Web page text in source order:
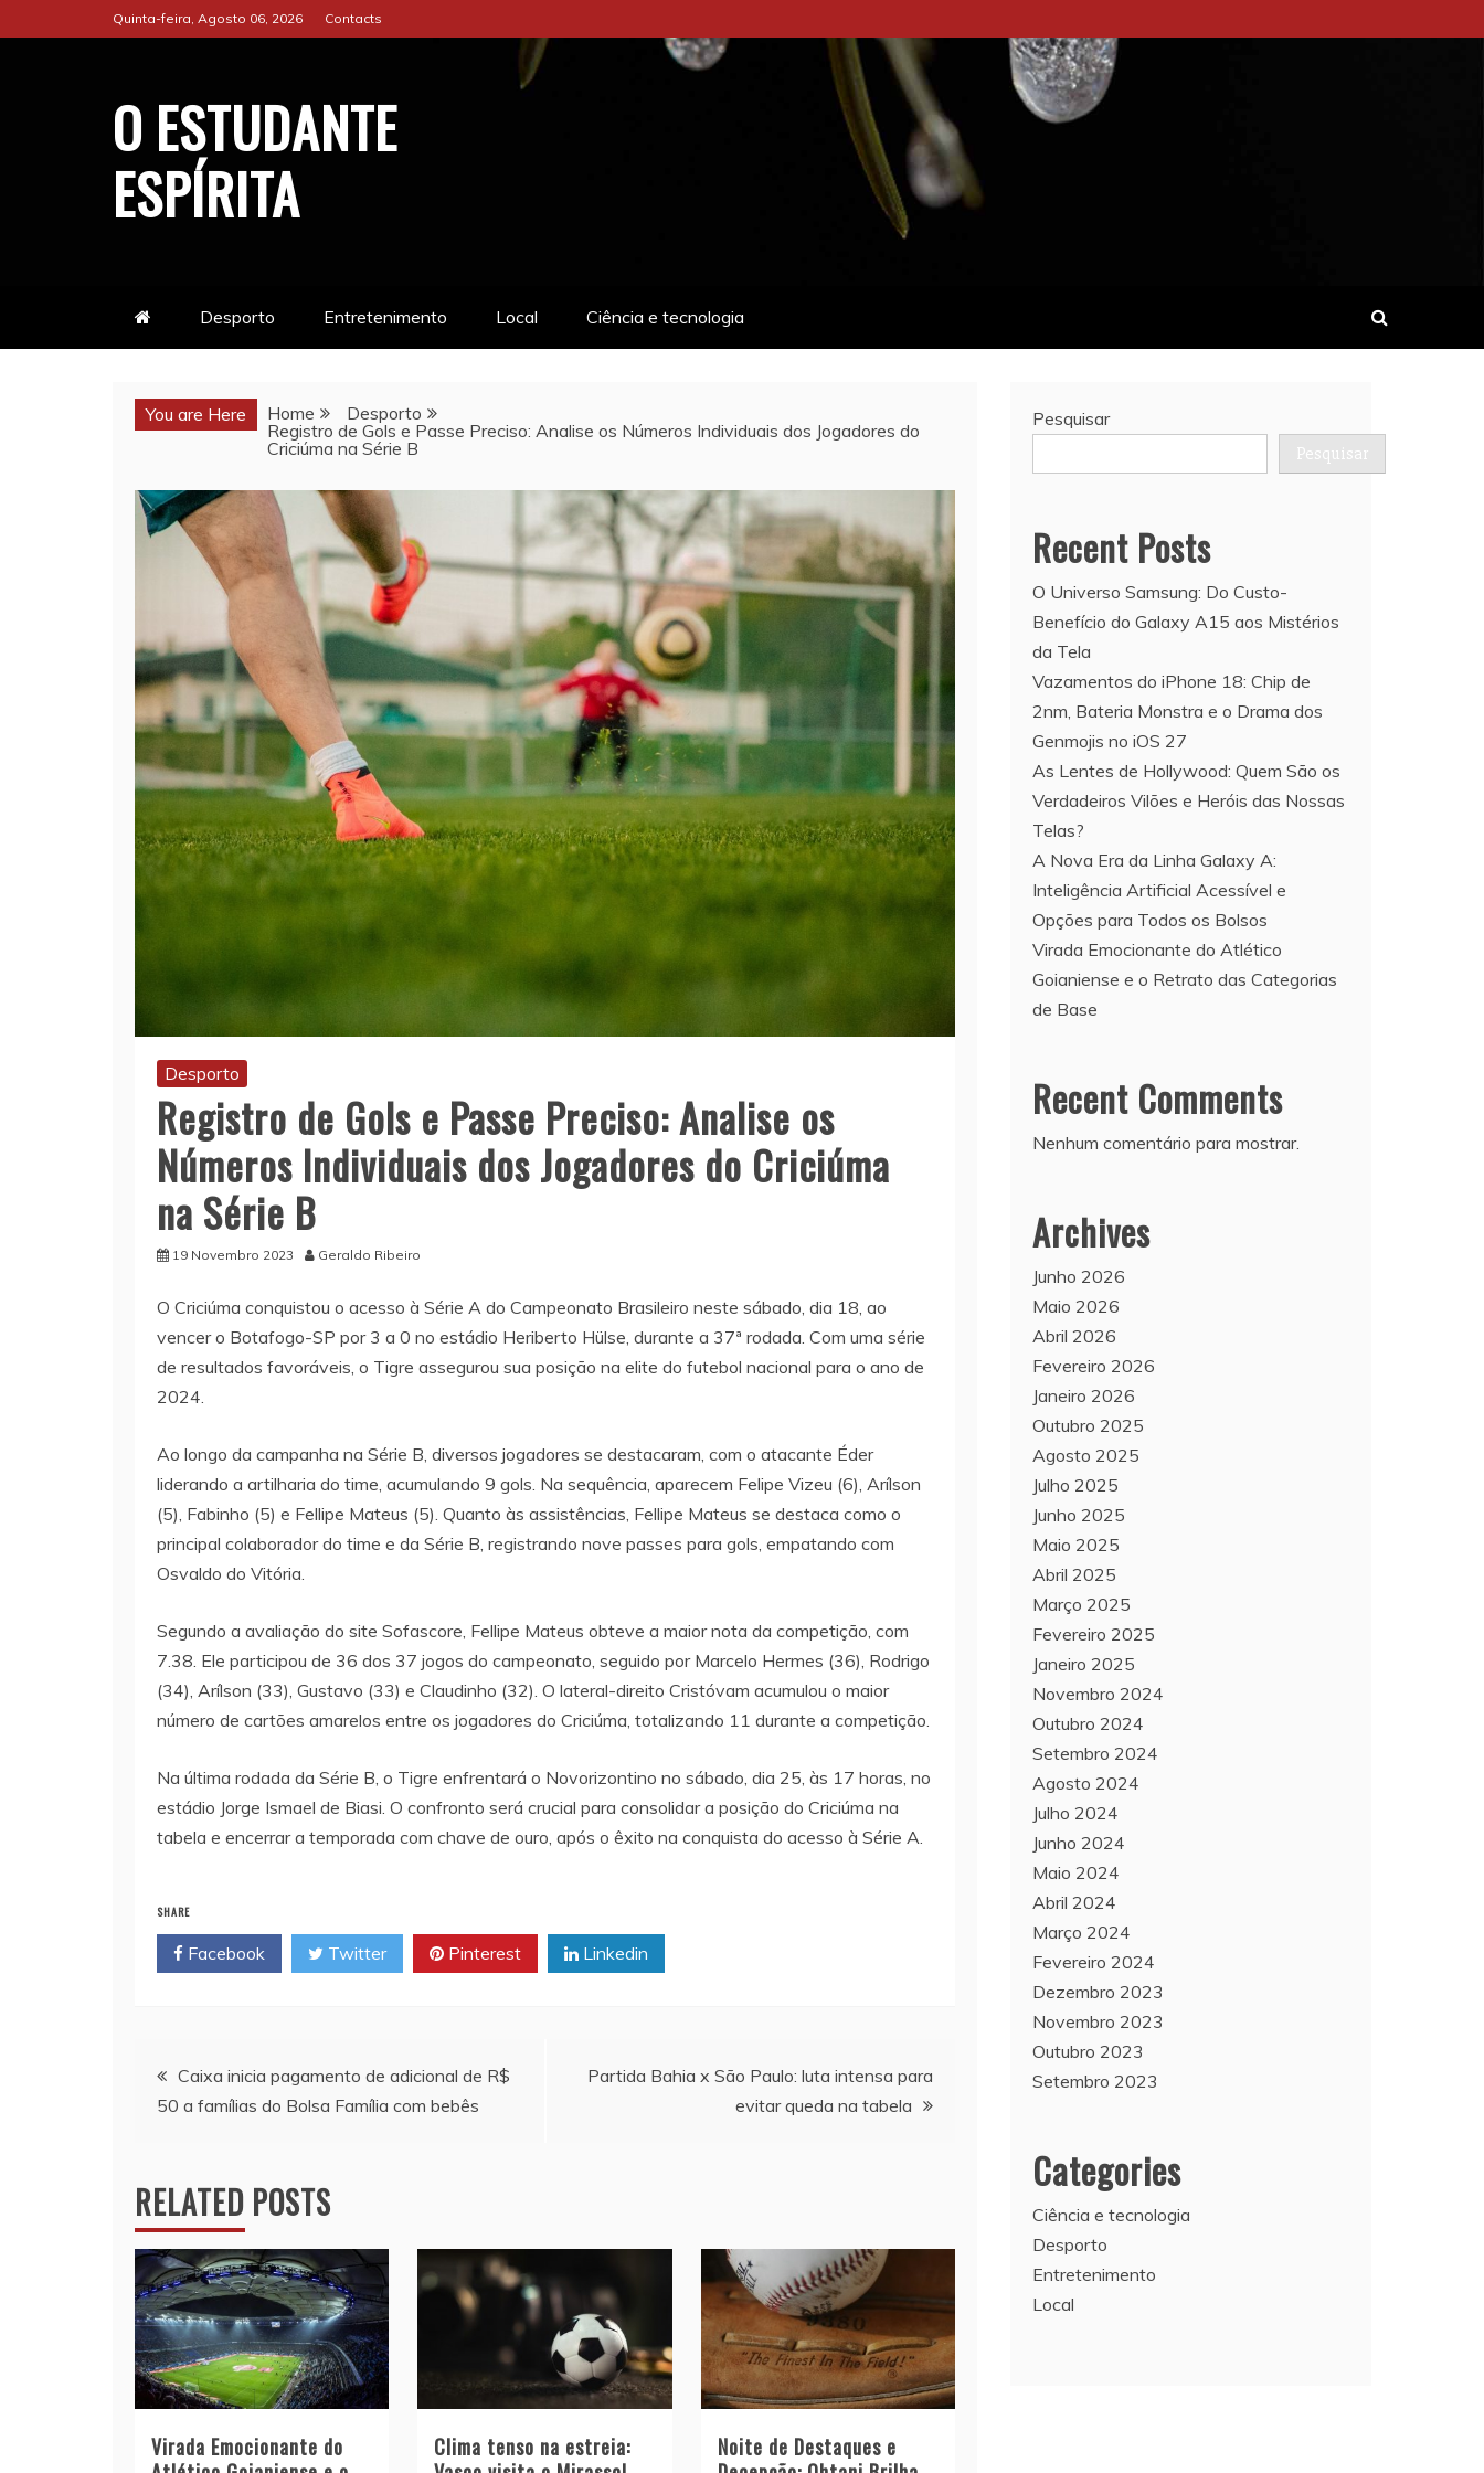
to
Quinta-feira, Agosto 06, 2026 Contacts
O ESTUDANTE
ESPÍRITA
Desporto Entretenimento Local Ciência e tecnologia
You are Here Home
Desporto
Registro de Gols e Passe Preciso: Analise os Números Individuais dos Jogadores do
Criciúma na Série B
Desporto
Registro de Gols e Passe Preciso: Analise os
Números Individuais dos Jogadores do Criciúma
na Série B
19 Novembro 2023 Geraldo Ribeiro
O Criciúma conquistou o acesso à Série A do Campeonato Brasileiro neste sábado, dia 18, ao
vencer o Botafogo-SP por 3 a 0 no estádio Heriberto Hülse, durante a 37ª rodada. Com uma série
de resultados favoráveis, o Tigre assegurou sua posição na elite do futebol nacional para o ano de
2024.
Ao longo da campanha na Série B, diversos jogadores se destacaram, com o atacante Éder
liderando a artilharia do time, acumulando 9 gols. Na sequência, aparecem Felipe Vizeu (6), Arílson
(5), Fabinho (5) e Fellipe Mateus (5). Quanto às assistências, Fellipe Mateus se destaca como o
principal colaborador do time e da Série B, registrando nove passes para gols, empatando com
Osvaldo do Vitória.
Segundo a avaliação do site Sofascore, Fellipe Mateus obteve a maior nota da competição, com
7.38. Ele participou de 36 dos 37 jogos do campeonato, seguido por Marcelo Hermes (36), Rodrigo
(34), Arílson (33), Gustavo (33) e Claudinho (32). O lateral-direito Cristóvam acumulou o maior
número de cartões amarelos entre os jogadores do Criciúma, totalizando 11 durante a competição.
Na última rodada da Série B, o Tigre enfrentará o Novorizontino no sábado, dia 25, às 17 horas, no
estádio Jorge Ismael de Biasi. O confronto será crucial para consolidar a posição do Criciúma na
tabela e encerrar a temporada com chave de ouro, após o êxito na conquista do acesso à Série A.
SHARE
Facebook Twitter Pinterest Linkedin
Navegação
de
artigos
Caixa inicia pagamento de adicional de R$
50 a famílias do Bolsa Família com bebês
Partida Bahia x São Paulo: luta intensa para
evitar queda na tabela
RELATED POSTS
Virada Emocionante do
Clima tenso na estreia:
Noite de Destaques e
Pesquisar
Pesquisar
Recent Posts
O Universo Samsung: Do Custo-
Benefício do Galaxy A15 aos Mistérios
da Tela
Vazamentos do iPhone 18: Chip de
2nm, Bateria Monstra e o Drama dos
Genmojis no iOS 27
As Lentes de Hollywood: Quem São os
Verdadeiros Vilões e Heróis das Nossas
Telas?
A Nova Era da Linha Galaxy A:
Inteligência Artificial Acessível e
Opções para Todos os Bolsos
Virada Emocionante do Atlético
Goianiense e o Retrato das Categorias
de Base
Recent Comments
Nenhum comentário para mostrar.
Archives
Junho 2026
Maio 2026
Abril 2026
Fevereiro 2026
Janeiro 2026
Outubro 2025
Agosto 2025
Julho 2025
Junho 2025
Maio 2025
Abril 2025
Março 2025
Fevereiro 2025
Janeiro 2025
Novembro 2024
Outubro 2024
Setembro 2024
Agosto 2024
Julho 2024
Junho 2024
Maio 2024
Abril 2024
Março 2024
Fevereiro 2024
Dezembro 2023
Novembro 2023
Outubro 2023
Setembro 2023
Categories
Ciência e tecnologia
Desporto
Entretenimento
Local